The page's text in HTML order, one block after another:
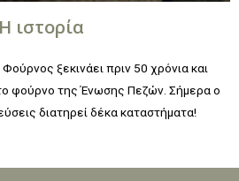
Η ιστορία
ξεκινάει πριν 50 χρόνια και
φούρνο της Ένωσης Πεζών. Σήμερα ο
διατηρεί δέκα καταστήματα!